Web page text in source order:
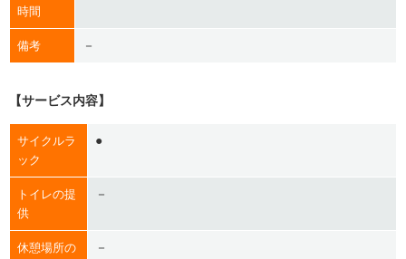
時間
備考 －
【サービス内容】
サイクルラ
ック
●
トイレの提
供
－
休憩場所の
－